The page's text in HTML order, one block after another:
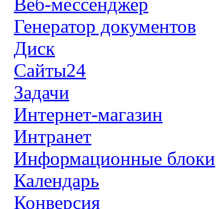
Генератор документов
Диск
Сайты24
Задачи
Интернет-магазин
Интранет
Информационные блоки
Календарь
Конверсия